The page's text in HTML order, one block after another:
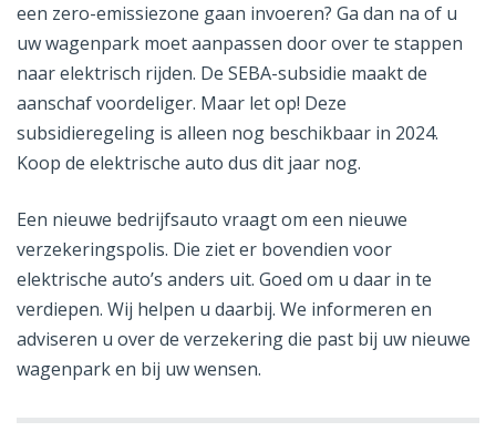
een zero-emissiezone gaan invoeren? Ga dan na of u
uw wagenpark moet aanpassen door over te stappen
naar elektrisch rijden. De SEBA-subsidie maakt de
aanschaf voordeliger. Maar let op! Deze
subsidieregeling is alleen nog beschikbaar in 2024.
Koop de elektrische auto dus dit jaar nog.
Een nieuwe bedrijfsauto vraagt om een nieuwe
verzekeringspolis. Die ziet er bovendien voor
elektrische auto’s anders uit. Goed om u daar in te
verdiepen. Wij helpen u daarbij. We informeren en
adviseren u over de verzekering die past bij uw nieuwe
wagenpark en bij uw wensen.